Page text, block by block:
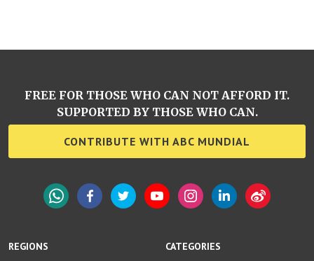
REGIONS
CATEGORIES
FREE FOR THOSE WHO CAN NOT AFFORD IT.
SUPPORTED BY THOSE WHO CAN.
CONTRIBUTE WITH ABC MUNDIAL